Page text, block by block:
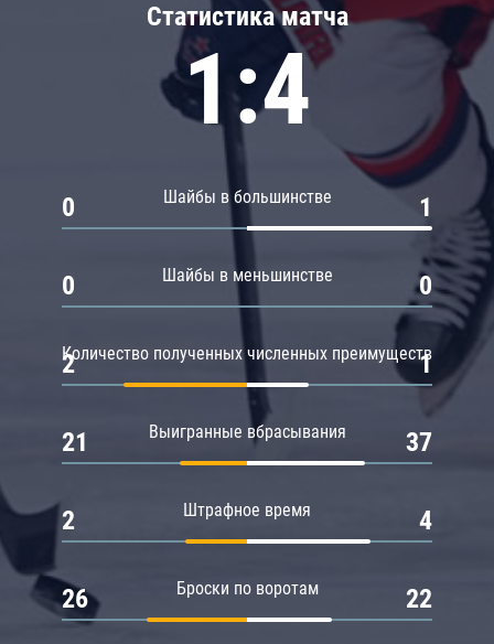
Статистика матча
1:4
Шайбы в большинстве
0 1
Шайбы в меньшинстве
0 0
Количество полученных численных преимуществ
2 1
Выигранные вбрасывания
21 37
Штрафное время
2 4
Броски по воротам
26 22